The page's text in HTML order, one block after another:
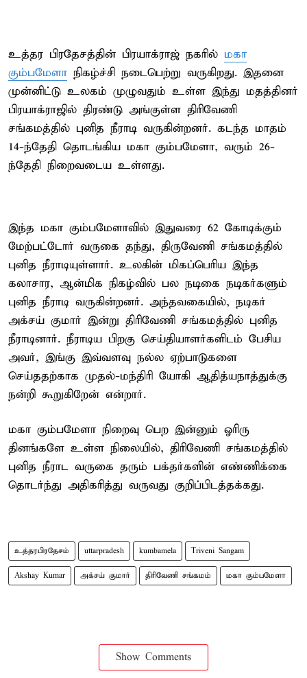
உத்தர பிரதேசத்தின் பிரயாக்ராஜ் நகரில் மகா
கும்பமேளா நிகழ்ச்சி நடைபெற்று வருகிறது. இதனை
முன்னிட்டு உலகம் முழுவதும் உள்ள இந்து மதத்தினர்
பிரயாக்ராஜில் திரண்டு அங்குள்ள திரிவேணி
சங்கமத்தில் புனித நீராடி வருகின்றனர். கடந்த மாதம்
14-ந்தேதி தொடங்கிய மகா கும்பமேளா, வரும் 26-
ந்தேதி நிறைவடைய உள்ளது.
இந்த மகா கும்பமேளாவில் இதுவரை 62 கோடிக்கும்
மேற்பட்டோர் வருகை தந்து, திருவேணி சங்கமத்தில்
புனித நீராடியுள்ளார். உலகின் மிகப்பெரிய இந்த
கலாசார, ஆன்மிக நிகழ்வில் பல நடிகை நடிகர்களும்
புனித நீராடி வருகின்றனர். அந்தவகையில், நடிகர்
அக்சய் குமார் இன்று திரிவேணி சங்கமத்தில் புனித
நீராடினார். நீராடிய பிறகு செய்தியாளர்களிடம் பேசிய
அவர், இங்கு இவ்வளவு நல்ல ஏற்பாடுகளை
செய்ததற்காக முதல்-மந்திரி யோகி ஆதித்யநாத்துக்கு
நன்றி கூறுகிறேன் என்றார்.
மகா கும்பமேளா நிறைவு பெற இன்னும் ஓரிரு
தினங்களே உள்ள நிலையில், திரிவேணி சங்கமத்தில்
புனித நீராட வருகை தரும் பக்தர்களின் எண்ணிக்கை
தொடர்ந்து அதிகரித்து வருவது குறிப்பிடத்தக்கது.
உத்தரபிரதேசம் uttarpradesh kumbamela Triveni Sangam
Akshay Kumar அக்சய் குமார் திரிவேணி சங்கமம் மகா கும்பமேளா
Show Comments